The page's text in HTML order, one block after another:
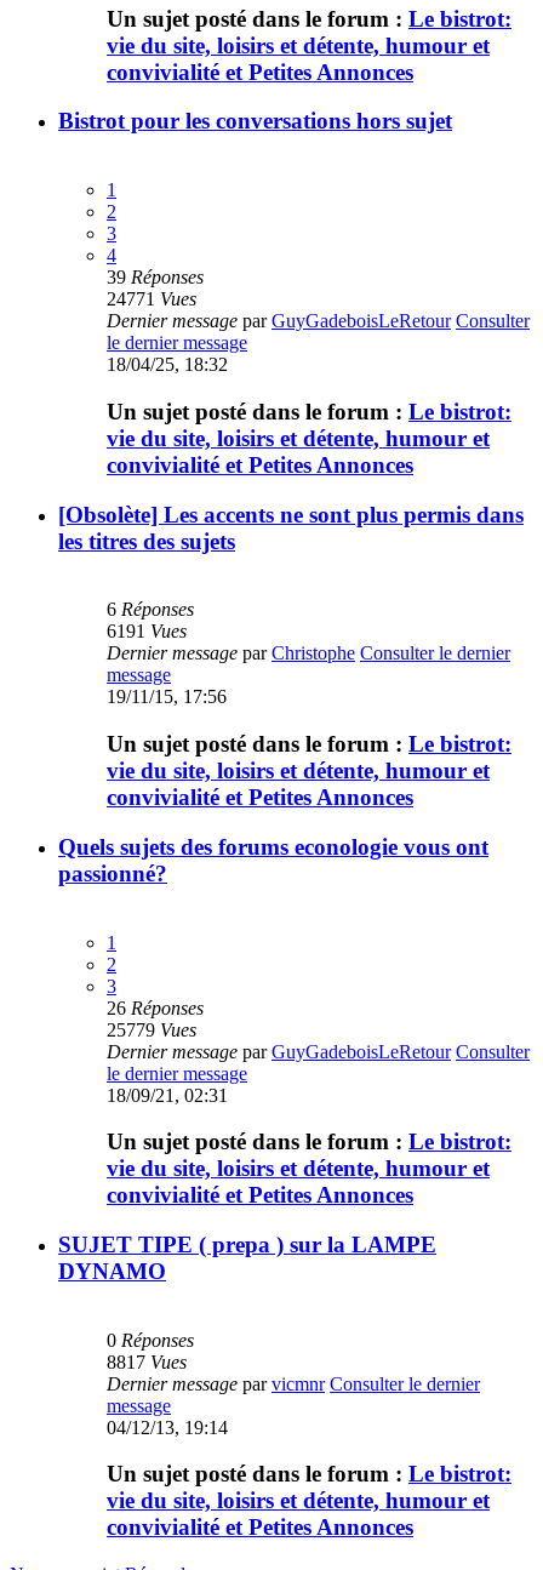
Un sujet posté dans le forum : Le bistrot:
vie du site, loisirs et détente, humour et
convivialité et Petites Annonces
Bistrot pour les conversations hors sujet
1
2
3
4
39 Réponses
24771 Vues
Dernier message parGuyGadeboisLeRetour Consulter
le dernier message
18/04/25, 18:32
Un sujet posté dans le forum : Le bistrot:
vie du site, loisirs et détente, humour et
convivialité et Petites Annonces
[Obsolète] Les accents ne sont plus permis dans
les titres des sujets
6 Réponses
6191 Vues
Dernier message parChristophe Consulter le dernier
message
19/11/15, 17:56
Un sujet posté dans le forum : Le bistrot:
vie du site, loisirs et détente, humour et
convivialité et Petites Annonces
Quels sujets des forums econologie vous ont
passionné?
1
2
3
26 Réponses
25779 Vues
Dernier message parGuyGadeboisLeRetour Consulter
le dernier message
18/09/21, 02:31
Un sujet posté dans le forum : Le bistrot:
vie du site, loisirs et détente, humour et
convivialité et Petites Annonces
SUJET TIPE ( prepa ) sur la LAMPE
DYNAMO
0 Réponses
8817 Vues
Dernier message parvicmnr Consulter le dernier
message
04/12/13, 19:14
Un sujet posté dans le forum : Le bistrot:
vie du site, loisirs et détente, humour et
convivialité et Petites Annonces